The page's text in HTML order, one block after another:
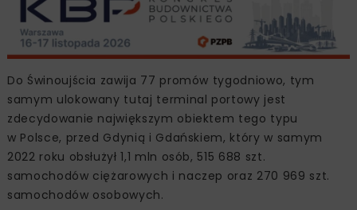
Do Świnoujścia zawija 77 promów tygodniowo, tym
samym ulokowany tutaj terminal portowy jest
zdecydowanie największym obiektem tego typu
w Polsce, przed Gdynią i Gdańskiem, który w samym
2022 roku obsłużył 1,1 mln osób, 515 688 szt.
samochodów ciężarowych i naczep oraz 270 969 szt.
samochodów osobowych.